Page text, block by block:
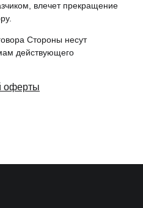
влечет прекращение
Стороны несут
действующего
оферты